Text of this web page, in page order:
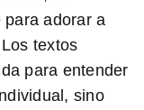
para adorar a
textos
para entender
sino